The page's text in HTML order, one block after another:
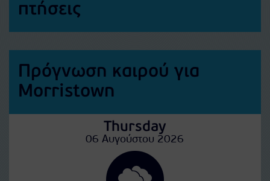
πτήσεις
Πρόγνωση καιρού για
Morristown
Thursday
06 Αυγούστου 2026